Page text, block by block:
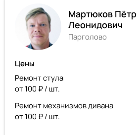
Мартюков Пётр
Леонидович
Парголово
Цены
Ремонт стула
от 100 ₽ / шт.
Ремонт механизмов дивана
от 100 ₽ / шт.